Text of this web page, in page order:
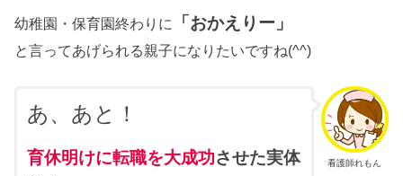
幼稚園・保育園終わりに 「おかえりー」
と言ってあげられる親子になりたいですね(^^)
看護師れもん
あ、あと！
育休明けに転職を大成功させた実体